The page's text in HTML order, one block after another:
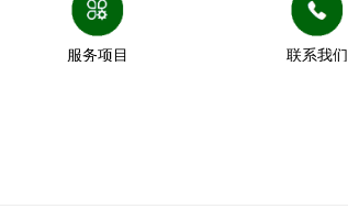
服务项目 联系我们